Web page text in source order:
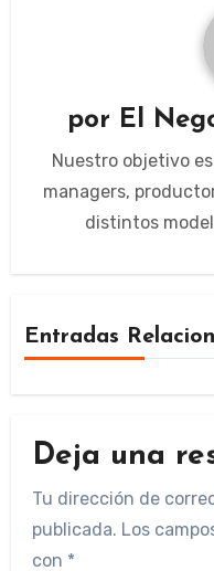
por El
Nuestro objetivo
managers,
distintos
Entradas
Deja una
Tu dirección de
publicada. Los
con *